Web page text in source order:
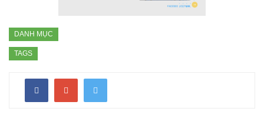
DANH MỤC
TAGS